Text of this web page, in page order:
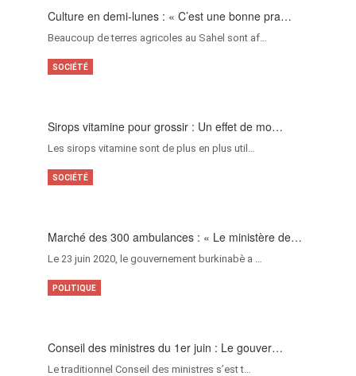
Culture en demi-lunes : « C’est une bonne pra…
Beaucoup de terres agricoles au Sahel sont af…
Sirops vitamine pour grossir : Un effet de mo…
Les sirops vitamine sont de plus en plus util…
SOCIÉTÉ
Marché des 300 ambulances : « Le ministère de…
Le 23 juin 2020, le gouvernement burkinabè a …
SOCIÉTÉ
Conseil des ministres du 1er juin : Le gouver…
Le traditionnel Conseil des ministres s’est t…
POLITIQUE